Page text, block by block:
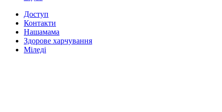
Доступ
Контакти
Нашамама
Здорове харчування
Міледі